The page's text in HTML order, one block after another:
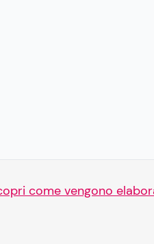
come vengono